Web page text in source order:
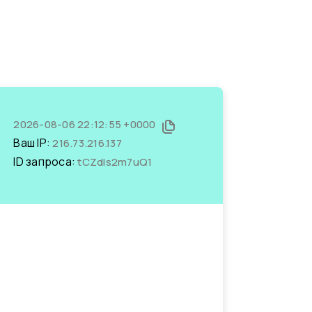
2026-08-06 22:12:55 +0000
Ваш IP:216.73.216.137
ID запроса:tCZdls2m7uQ1